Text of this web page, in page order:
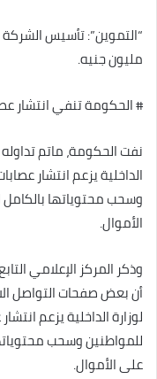
مليون جنيه.
# الحكومة تنفي انتشار
نفت الحكومة، ماتم
الداخلية يزعم انتشار
وسحب محتوياتها بالكامل
الأموال.
وذكر المركز الإعلامي
أن بعض صفحات التواصل
لوزارة الداخلية يزعم
للمواطنين وسحب
على الأموال.